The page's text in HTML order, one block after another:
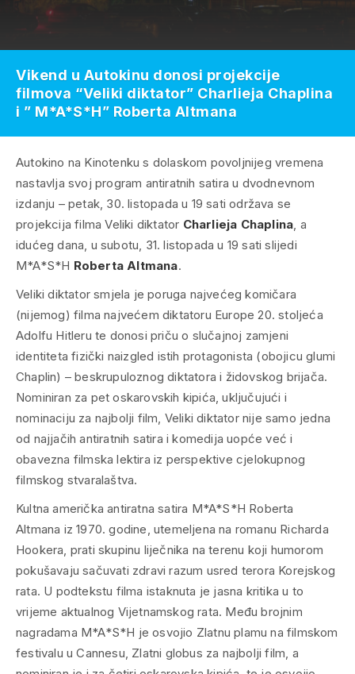
Autokino na Kinotenku s dolaskom povoljnijeg vremena
nastavlja svoj program antiratnih satira u dvodnevnom
izdanju – petak, 30. listopada u 19 sati održava se
projekcija filmaVeliki diktator Charlieja Chaplina, a
idućeg dana, u subotu, 31. listopada u 19 sati slijedi
M*A*S*H Roberta Altmana.
Veliki diktator smjela je poruga najvećeg komičara
(nijemog) filma najvećem diktatoru Europe 20. stoljeća
Adolfu Hitleru te donosi priču o slučajnoj zamjeni
identiteta fizički naizgled istih protagonista (obojicu glumi
Chaplin) – beskrupuloznog diktatora i židovskog brijača.
Nominiran za pet oskarovskih kipića, uključujući i
nominaciju za najbolji film, Veliki diktatornije samo jedna
od najjačih antiratnih satira i komedija uopće već i
obavezna filmska lektira iz perspektive cjelokupnog
filmskog stvaralaštva.
Kultna američka antiratna satira M*A*S*H Roberta
Altmana iz 1970. godine, utemeljena na romanu Richarda
Hookera, prati skupinu liječnika na terenu koji humorom
pokušavaju sačuvati zdravi razum usred terora Korejskog
rata. U podtekstu filma istaknuta je jasna kritika u to
vrijeme aktualnog Vijetnamskog rata. Među brojnim
nagradama M*A*S*H je osvojio Zlatnu plamu na filmskom
festivalu u Cannesu, Zlatni globus za najbolji film, a
Vikend u Autokinu donosi projekcije
filmova “Veliki diktator” Charlieja Chaplina
i ” M*A*S*H” Roberta Altmana